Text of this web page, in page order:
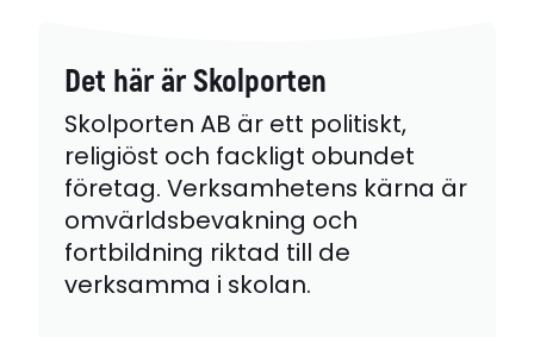
Det här är Skolporten
Skolporten AB är ett politiskt,
religiöst och fackligt obundet
företag. Verksamhetens kärna är
omvärldsbevakning och
fortbildning riktad till de
verksamma i skolan.